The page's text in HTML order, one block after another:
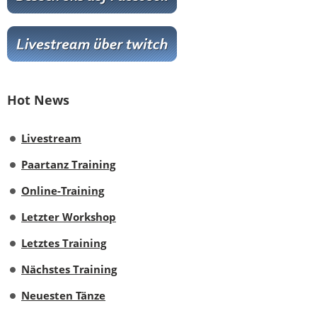
Hot News
Livestream
Paartanz Training
Online-Training
Letzter Workshop
Letztes Training
Nächstes Training
Neuesten Tänze